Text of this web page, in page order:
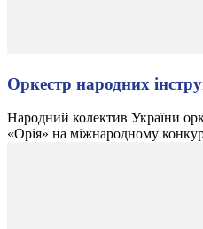
Оркестр народних
Народний колектив України
«Орія» на міжнародному